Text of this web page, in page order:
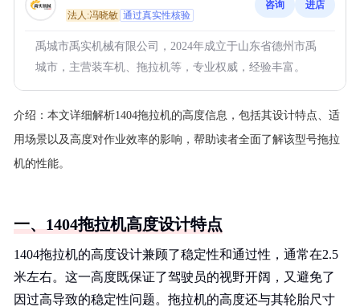
法人:冯晓敏 通过真实性核验
咨询 进店
禹城市禹实机械有限公司，2024年成立于山东省德州市禹
城市，主营装车机、拖拉机等，专业权威，经验丰富。
介绍： 本文详细解析1404拖拉机的高度信息，包括其设计特点、适
用场景以及高度对作业效率的影响，帮助读者全面了解该型号拖拉
机的性能。
一、1404拖拉机高度设计特点
1404拖拉机的高度设计兼顾了稳定性和通过性，通常在2.5
米左右。这一高度既保证了驾驶员的视野开阔，又避免了
因过高导致的稳定性问题。拖拉机的高度还与其轮胎尺寸